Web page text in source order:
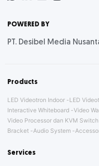
POWERED BY
PT. Desibel Media
Products
LED Videotron Indoor LED
Interactive Whiteboard Video
Video Processor dan KVM Switch
Bracket
Audio System
Services